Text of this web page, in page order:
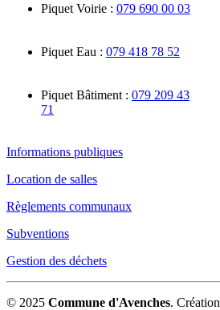
Piquet Voirie : 079 690 00 03
Piquet Eau : 079 418 78 52
Piquet Bâtiment : 079 209 43
71
Informations publiques
Location de salles
Règlements communaux
Subventions
Gestion des déchets
© 2025 Commune d'Avenches. Création